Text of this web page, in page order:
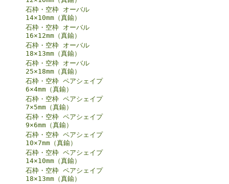
石枠・空枠 オーバル
14×10mm（真鍮）
石枠・空枠 オーバル
16×12mm（真鍮）
石枠・空枠 オーバル
18×13mm（真鍮）
石枠・空枠 オーバル
25×18mm（真鍮）
石枠・空枠 ペアシェイプ
6×4mm（真鍮）
石枠・空枠 ペアシェイプ
7×5mm（真鍮）
石枠・空枠 ペアシェイプ
9×6mm（真鍮）
石枠・空枠 ペアシェイプ
10×7mm（真鍮）
石枠・空枠 ペアシェイプ
14×10mm（真鍮）
石枠・空枠 ペアシェイプ
18×13mm（真鍮）